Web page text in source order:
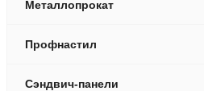
Металлопрокат
Профнастил
Сэндвич-панели